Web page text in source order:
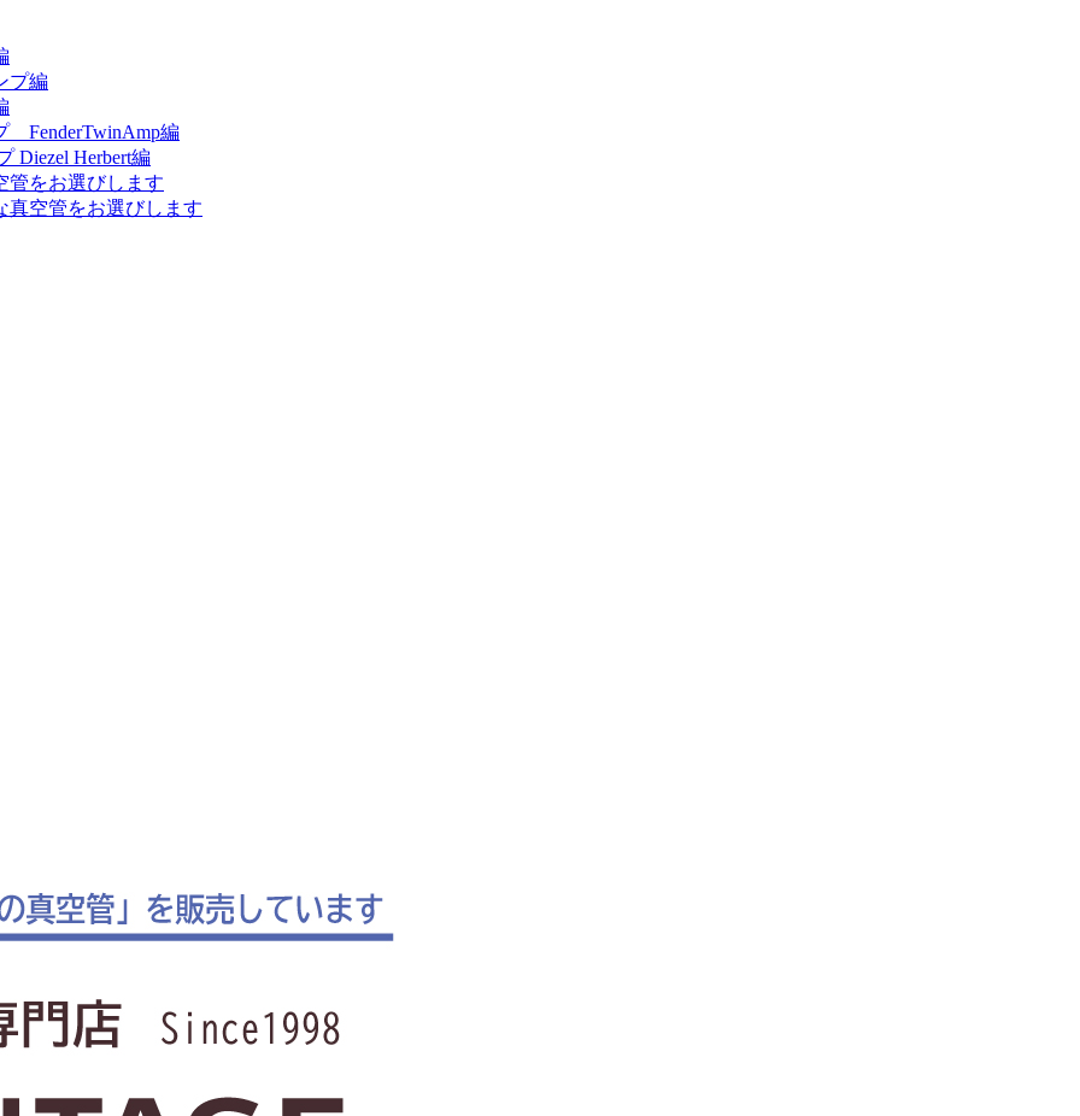
プ編
FenderTwinAmp編
Herbert編
をお選びします
空管をお選びします